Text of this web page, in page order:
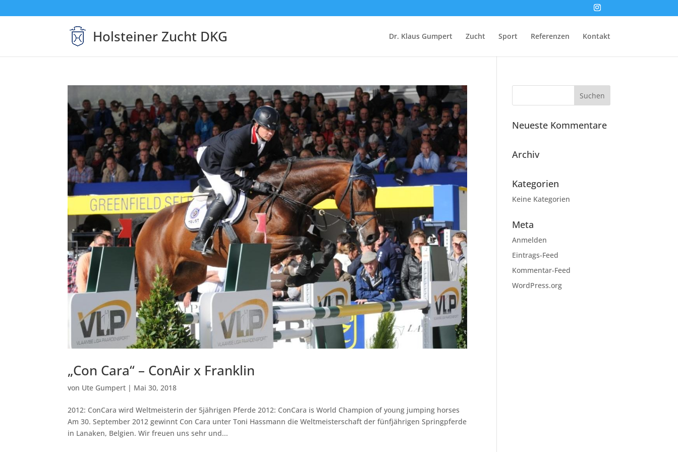
Holsteiner Zucht DKG Dr. Klaus Gumpert Zucht Sport Referenzen Kontakt
„Con Cara“ – ConAir x Franklin
von Ute Gumpert | Mai 30, 2018
2012: ConCara wird Weltmeisterin der 5jährigen Pferde 2012: ConCara is World Champion of young jumping horses
Am 30. September 2012 gewinnt Con Cara unter Toni Hassmann die Weltmeisterschaft der fünfjährigen Springpferde
in Lanaken, Belgien. Wir freuen uns sehr und...
Neueste Kommentare
Archiv
Kategorien
Keine Kategorien
Meta
Anmelden
Eintrags-Feed
Kommentar-Feed
WordPress.org